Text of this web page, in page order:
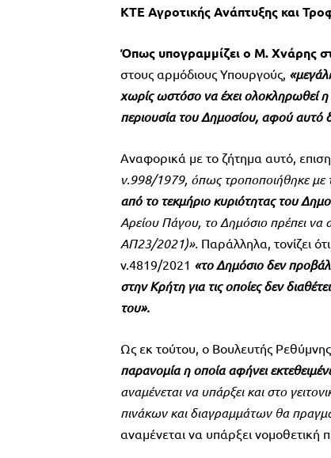
ΚΤΕ Αγροτικής Ανάπτυξης και
Όπως υπογραμμίζει ο Μ. Χνάρης
στους αρμόδιους Υπουργούς, «
χωρίς ωστόσο να έχει ολοκληρωθεί
περιουσία του Δημοσίου, αφού αυτό
Αναφορικά με το ζήτημα αυτό,
ν.998/1979, όπως τροποποιήθηκε
από το τεκμήριο κυριότητας του
Αρείου Πάγου, το Δημόσιο πρέπει
ΑΠ23/2021)». Παράλληλα, τονίζει
ν.4819/2021 «το Δημόσιο δεν
στην Κρήτη για τις οποίες δεν
του».
Ως εκ τούτου, ο Βουλευτής
παρανομία η οποία αφήνει
αναμένεται να υπάρξει και στο
πινάκων και διαγραμμάτων θα
αναμένεται να υπάρξει